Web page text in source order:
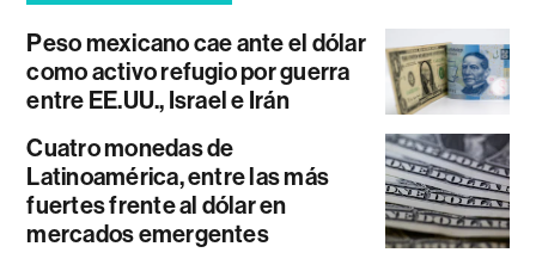
Peso mexicano cae ante el dólar
como activo refugio por guerra
entre EE.UU., Israel e Irán
Cuatro monedas de
Latinoamérica, entre las más
fuertes frente al dólar en
mercados emergentes